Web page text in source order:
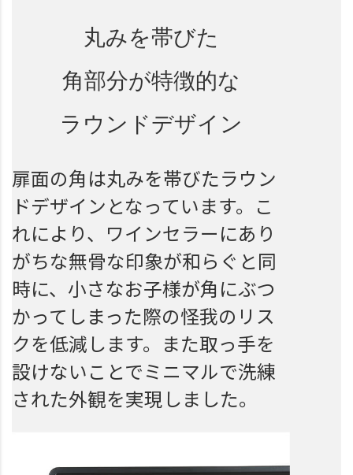
丸みを帯びた
角部分が特徴的な
ラウンドデザイン
扉面の角は丸みを帯びたラウン
ドデザインとなっています。こ
れにより、ワインセラーにあり
がちな無骨な印象が和らぐと同
時に、小さなお子様が角にぶつ
かってしまった際の怪我のリス
クを低減します。また取っ手を
設けないことでミニマルで洗練
された外観を実現しました。